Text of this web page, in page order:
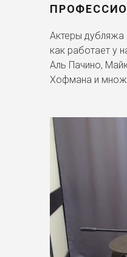
Актеры дубляжа
как работает у
Аль Пачино,
Хофмана и